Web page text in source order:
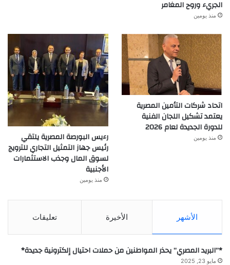
الجريء وروح المغامر
منذ يومين
اتحاد شركات التأمين المصرية
يعتمد تشكيل اللجان الفنية
للدورة الجديدة لعام 2026
منذ يومين
رءيس البورصة المصرية يلتقي
رئيس جهاز التمثيل التجاري للترويج
لسوق المال وجذب الاستثمارات
الأجنبية
منذ يومين
الأشهر الأخيرة تعليقات
*”البريد المصري” يحذر المواطنين من حملات احتيال إلكترونية جديدة*
مايو 23, 2025